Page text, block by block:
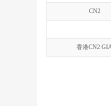
CN2
香港CN2